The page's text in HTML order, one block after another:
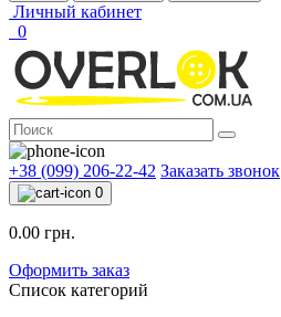
Личный кабинет
0
+38 (099) 206-22-42 Заказать звонок
0
0.00 грн.
Оформить заказ
Список категорий